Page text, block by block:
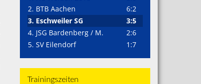
2. BTB Aachen
6:2
3. Eschweiler SG
3:5
4. JSG Bardenberg / M.
2:6
5. SV Eilendorf
1:7
Trainingszeiten